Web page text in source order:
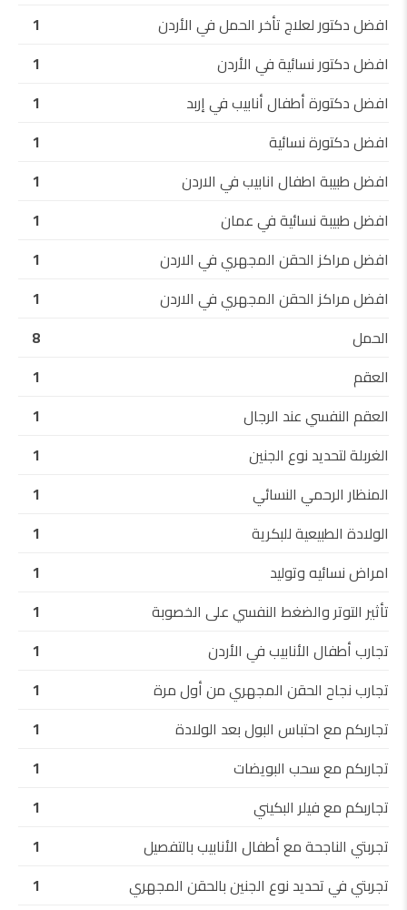
افضل دكتور لعلاج تأخر الحمل في الأردن
1
افضل دكتور نسائية في الأردن
1
افضل دكتورة أطفال أنابيب في إربد
1
افضل دكتورة نسائية
1
افضل طبيبة اطفال انابيب في الاردن
1
افضل طبيبة نسائية في عمان
1
افضل مراكز الحقن المجهري في الاردن
1
افضل مراكز الحقن المجهري في الاردن
1
الحمل
8
العقم
1
العقم النفسي عند الرجال
1
الغربلة لتحديد نوع الجنين
1
المنظار الرحمي النسائي
1
الولادة الطبيعية للبكرية
1
امراض نسائيه وتوليد
1
تأثير التوتر والضغط النفسي على الخصوبة
1
تجارب أطفال الأنابيب في الأردن
1
تجارب نجاح الحقن المجهري من أول مرة
1
تجاربكم مع احتباس البول بعد الولادة
1
تجاربكم مع سحب البويضات
1
تجاربكم مع فيلر البكيني
1
تجربتي الناجحة مع أطفال الأنابيب بالتفصيل
1
تجربتي في تحديد نوع الجنين بالحقن المجهري
1